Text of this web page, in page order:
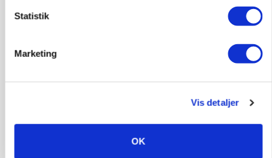
Statistik
Marketing
Vis detaljer
OK